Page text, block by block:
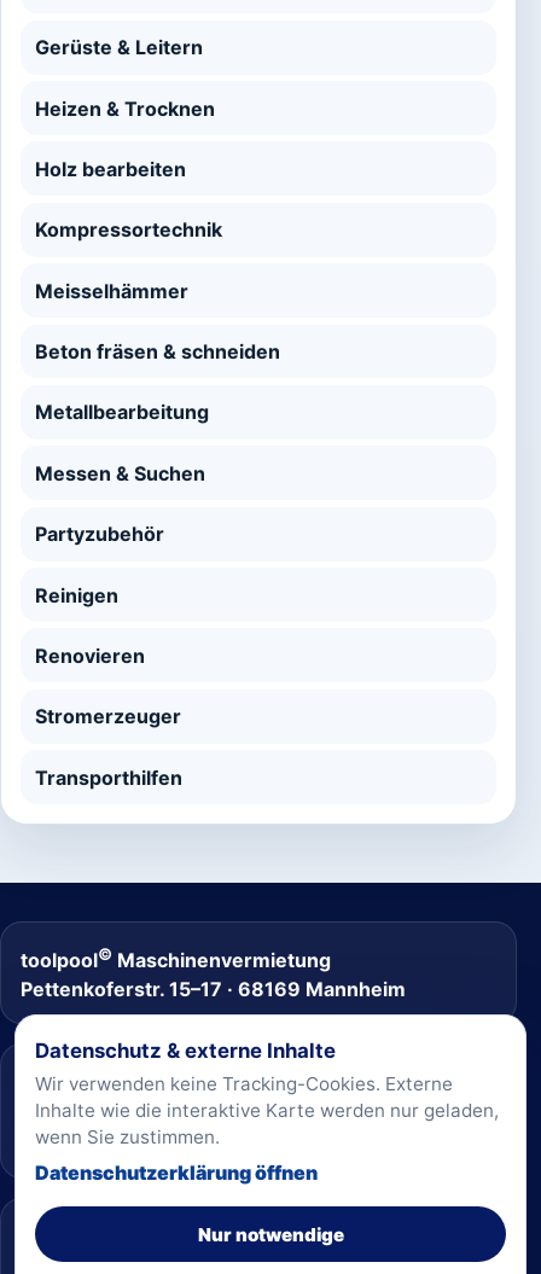
Gerüste & Leitern
Heizen & Trocknen
Holz bearbeiten
Kompressortechnik
Meisselhämmer
Beton fräsen & schneiden
Metallbearbeitung
Messen & Suchen
Partyzubehör
Reinigen
Renovieren
Stromerzeuger
Transporthilfen
toolpool© Maschinenvermietung
Pettenkoferstr. 15–17 · 68169 Mannheim
Telefon
(0621) 33 33 33 anrufen
Informationen
Kontakt·Datenschutz·Impressum·
Datenschutz & externe Inhalte
Wir verwenden keine Tracking-Cookies. Externe
Inhalte wie die interaktive Karte werden nur geladen,
wenn Sie zustimmen.
Datenschutzerklärung öffnen
Nur notwendige